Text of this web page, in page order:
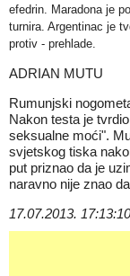
efedrin. Maradona je
turnira. Argentinac je
protiv - prehlade.
ADRIAN MUTU
Rumunjski
Nakon testa je
seksualne moći".
svjetskog tiska
put priznao da je
naravno nije znao
17.07.2013. 17:13:10